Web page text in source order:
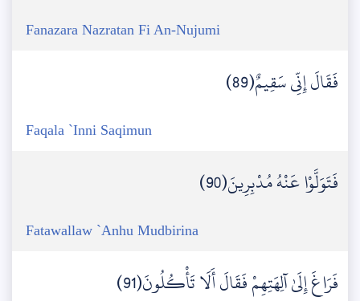
Fanazara Nazratan Fi An-Nujumi
فَقَالَ إِنِّي سَقِيمٌ(89)
Faqala `Inni Saqimun
فَتَوَلَّوْا عَنْهُ مُدْبِرِينَ(90)
Fatawallaw `Anhu Mudbirina
فَرَاغَ إِلَىٰ آلِهَتِهِمْ فَقَالَ أَلَا تَأْكُلُونَ(91)